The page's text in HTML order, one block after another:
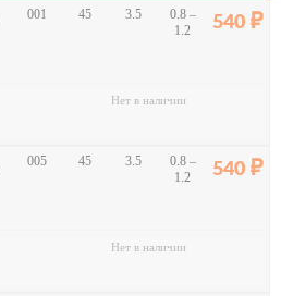
001 45 3.5
0.8 –
1.2
540
Нет в наличии
005 45 3.5
0.8 –
1.2
540
Нет в наличии